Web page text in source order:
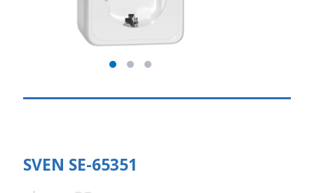
SVEN SE-65351